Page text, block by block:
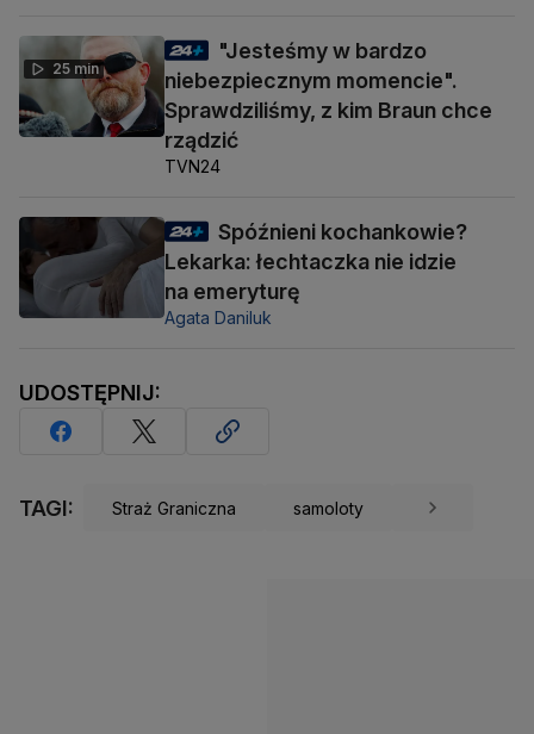
25 min
"Jesteśmy w bardzo
niebezpiecznym momencie".
Sprawdziliśmy, z kim Braun chce
rządzić
TVN24
Spóźnieni kochankowie?
Lekarka: łechtaczka nie idzie
na emeryturę
Agata Daniluk
UDOSTĘPNIJ:
TAGI: Straż Graniczna samoloty